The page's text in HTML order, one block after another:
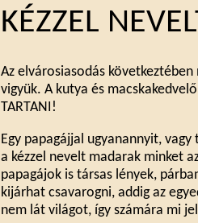
KÉZZEL
Az elvárosiasodás
vigyük. A kutya és
TARTANI!
Egy papagájjal ugyanannyit,
a kézzel nevelt madarak minket
papagájok is társas lények,
kijárhat csavarogni, addig az
nem lát világot, így számára mi